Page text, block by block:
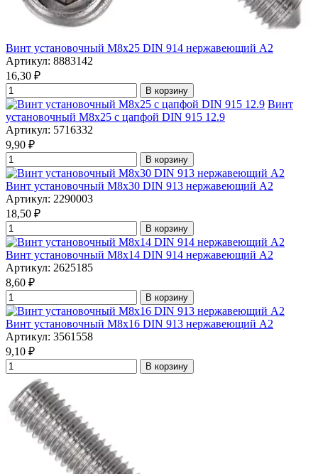
Винт установочный М8х25 DIN 914 нержавеющий А2
Артикул: 8883142
16,30 ₽
В корзину
Винт
установочный М8х25 с цапфой DIN 915 12.9
Артикул: 5716332
9,90 ₽
В корзину
Винт установочный М8х30 DIN 913 нержавеющий А2
Артикул: 2290003
18,50 ₽
В корзину
Винт установочный М8х14 DIN 914 нержавеющий А2
Артикул: 2625185
8,60 ₽
В корзину
Винт установочный М8х16 DIN 913 нержавеющий А2
Артикул: 3561558
9,10 ₽
В корзину